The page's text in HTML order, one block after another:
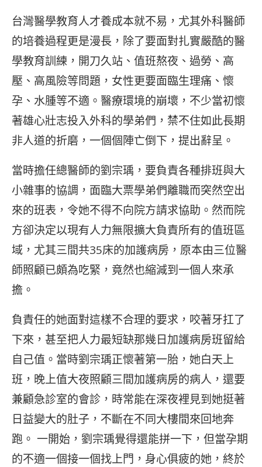
台灣醫學教育人才養成本就不易，尤其外科醫師
的培養過程更是漫長，除了要面對扎實嚴酷的醫
學教育訓練，開刀久站、值班熬夜、過勞、高
壓、高風險等問題，女性更要面臨生理痛、懷
孕、水腫等不適。醫療環境的崩壞，不少當初懷
著雄心壯志投入外科的學弟們，禁不住如此長期
非人道的折磨，一個個陣亡倒下，提出辭呈。
當時擔任總醫師的劉宗瑀，要負責各種排班與大
小雜事的協調，面臨大票學弟們離職而突然空出
來的班表，令她不得不向院方請求協助。然而院
方卻決定以現有人力無限擴大負責所有的值班區
域，尤其三間共35床的加護病房，原本由三位醫
師照顧已頗為吃緊，竟然也縮減到一個人來承
擔。
負責任的她面對這樣不合理的要求，咬著牙扛了
下來，甚至把人力最短缺那幾日加護病房班留給
自己值。當時劉宗瑀正懷著第一胎，她白天上
班，晚上值大夜照顧三間加護病房的病人，還要
兼顧急診室的會診，時常能在深夜裡見到她挺著
日益變大的肚子，不斷在不同大樓間來回地奔
跑。 一開始，劉宗瑀覺得還能拼一下，但當孕期
的不適一個接一個找上門，身心俱疲的她，終於